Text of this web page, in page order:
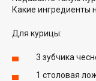
Какие ингредиенты
Для курицы:
3 зубчика
1 столовая